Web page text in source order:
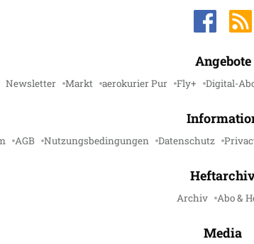
Angebote
Newsletter Markt aerokurier Pur Fly+ Digital-
AGB Nutzungsbedingungen Datenschutz
Archiv Abo &
Media